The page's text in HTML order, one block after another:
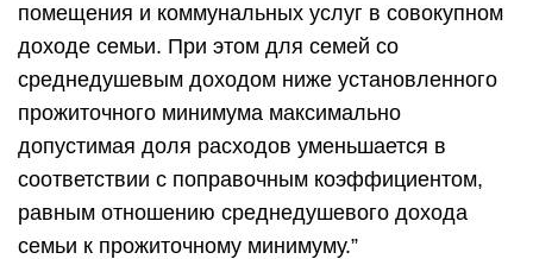
помещения и коммунальных услуг в совокупном
доходе семьи. При этом для семей со
среднедушевым доходом ниже установленного
прожиточного минимума максимально
допустимая доля расходов уменьшается в
соответствии с поправочным коэффициентом,
равным отношению среднедушевого дохода
семьи к прожиточному минимуму.”